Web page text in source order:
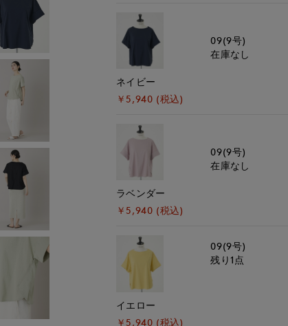
ネイビー
￥5,940 (税込)
09(9号)
在庫なし
ラベンダー
￥5,940 (税込)
09(9号)
在庫なし
イエロー
￥5,940 (税込)
09(9号)
残り1点